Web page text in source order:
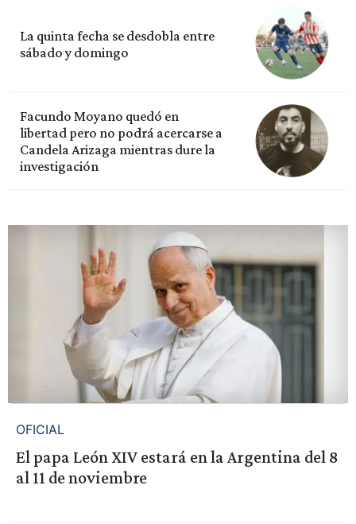
La quinta fecha se desdobla entre
sábado y domingo
Facundo Moyano quedó en
libertad pero no podrá acercarse a
Candela Arizaga mientras dure la
investigación
OFICIAL
El papa León XIV estará en la Argentina del 8
al 11 de noviembre